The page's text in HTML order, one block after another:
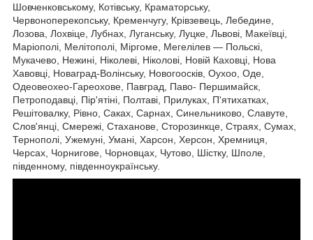
Шовченковському, Котівську, Краматорську,
Червоноперекопську, Кременчугу, Крівзевець, Лебедине,
Лозова, Лохвіце, Лубнах, Луганську, Луцке, Львові, Макеївці,
Маріополі, Мелітополі, Міргоме, Мегелілев — Польскі,
Мукачево, Нежині, Ніколеві, Ніколові, Новій Каховці, Нова
Хавовці, Новаград-Волінську, Новогоосків, Оухоо, Оде,
Одеовеохео-Гареохове, Павград, Паво- Першимайск,
Петроподавці, Пір'ятіні, Полтаві, Прилуках, П'ятихатках,
Решітовалку, Рівно, Саках, Сарнах, Синельниково, Славуте,
Слов'янці, Смережі, Стаханове, Сторозинкце, Страях, Сумах,
Тернополі, Ужемуні, Умані, Харсон, Херсон, Хремниця,
Черсах, Чорнигове, Чорновцах, Чутово, Шістку, Шполе,
південному, південноукраїнську.